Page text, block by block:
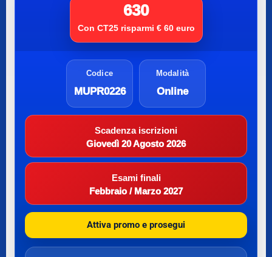
630
Con CT25 risparmi € 60 euro
Codice
MUPR0226
Modalità
Online
Scadenza iscrizioni
Giovedì 20 Agosto 2026
Esami finali
Febbraio / Marzo 2027
Attiva promo e prosegui